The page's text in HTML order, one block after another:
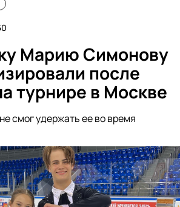
Марию Симонову
после
турнире в Москве
смог удержать ее во время